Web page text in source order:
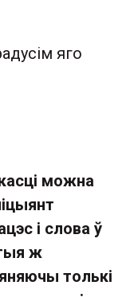
яго
можна
і слова ў
ж
толькі